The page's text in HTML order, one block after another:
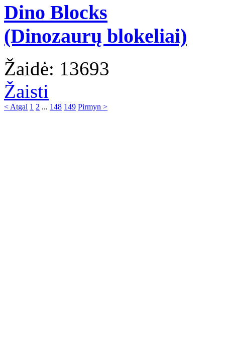
Dino Blocks
(Dinozaurų blokeliai)
Žaidė: 13693
Žaisti
< Atgal 1 2 ... 148 149 Pirmyn >